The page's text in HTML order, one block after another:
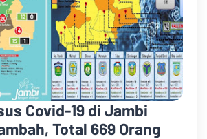
Covid-19 di Jambi
Total 669 Orang